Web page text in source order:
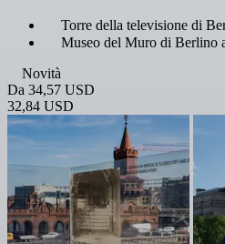
Torre della televisione di
Museo del Muro di Berlino
Novità
Da 34,57 USD
32,84 USD